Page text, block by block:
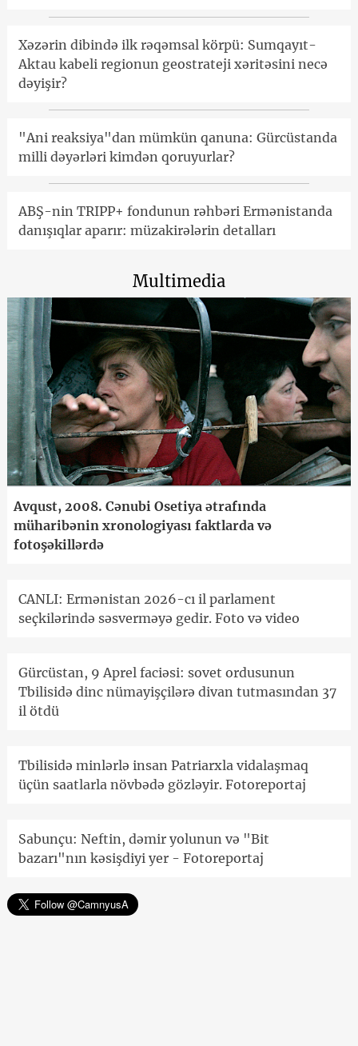
Xəzərin dibində ilk rəqəmsal körpü: Sumqayıt-
Aktau kabeli regionun geostrateji xəritəsini necə
dəyişir?
"Ani reaksiya"dan mümkün qanuna: Gürcüstanda
milli dəyərləri kimdən qoruyurlar?
ABŞ-nin TRIPP+ fondunun rəhbəri Ermənistanda
danışıqlar aparır: müzakirələrin detalları
Multimedia
Avqust, 2008. Cənubi Osetiya ətrafında
müharibənin xronologiyası faktlarda və
fotoşəkillərdə
CANLI: Ermənistan 2026-cı il parlament
seçkilərində səsverməyə gedir. Foto və video
Gürcüstan, 9 Aprel faciəsi: sovet ordusunun
Tbilisidə dinc nümayişçilərə divan tutmasından 37
il ötdü
Tbilisidə minlərlə insan Patriarxla vidalaşmaq
üçün saatlarla növbədə gözləyir. Fotoreportaj
Sabunçu: Neftin, dəmir yolunun və "Bit
bazarı"nın kəsişdiyi yer - Fotoreportaj